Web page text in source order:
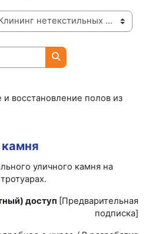
Поиск курса
и восстановление полов из
камня
уличного камня на
доступ [Предварительная
подписка]